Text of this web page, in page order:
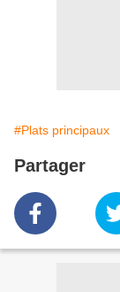
#Plats principaux
Partager